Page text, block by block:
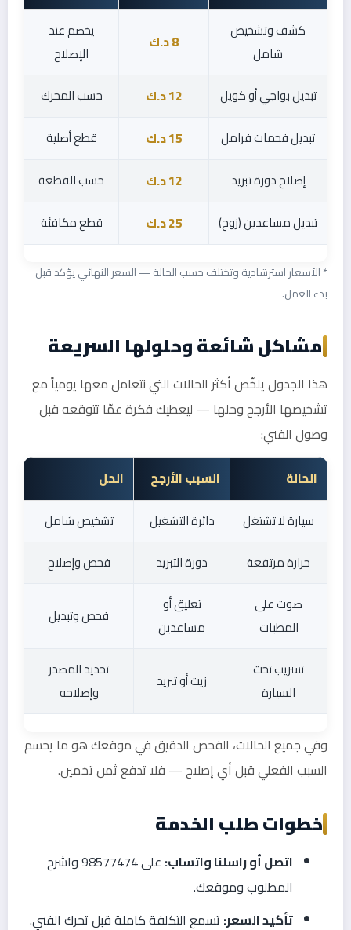
كشف وتشخيص
شامل
8 د.ك
يخصم عند
الإصلاح
تبديل بواجي أو كويل
12 د.ك
حسب المحرك
تبديل فحمات فرامل
15 د.ك
قطع أصلية
إصلاح دورة تبريد
12 د.ك
حسب القطعة
تبديل مساعدين (زوج)
25 د.ك قطع مكافئة
* الأسعار استرشادية وتختلف حسب الحالة — السعر النهائي يؤكد قبل
بدء العمل.
مشاكل شائعة وحلولها السريعة
هذا الجدول يلخّص أكثر الحالات التي نتعامل معها يومياً مع
تشخيصها الأرجح وحلها — ليعطيك فكرة عمّا تتوقعه قبل
وصول الفني:
الحالة السبب الأرجح
الحل
سيارة لا تشتغل
دائرة التشغيل
تشخيص شامل
حرارة مرتفعة
دورة التبريد
فحص وإصلاح
صوت على
المطبات
تعليق أو
مساعدين
فحص وتبديل
تسريب تحت
السيارة
زيت أو تبريد
تحديد المصدر
وإصلاحه
وفي جميع الحالات، الفحص الدقيق في موقعك هو ما يحسم
السبب الفعلي قبل أي إصلاح — فلا تدفع ثمن تخمين.
خطوات طلب الخدمة
اتصل أو راسلنا واتساب:
على 98577474 واشرح
المطلوب وموقعك.
تأكيد السعر: تسمع التكلفة كاملة قبل تحرك الفني.